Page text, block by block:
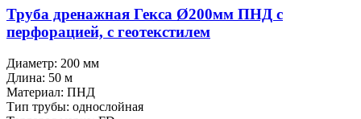
Труба дренажная Гекса Ø200мм ПНД с
перфорацией, с геотекстилем
Диаметр: 200 мм
Длина: 50 м
Материал: ПНД
Тип трубы: однослойная